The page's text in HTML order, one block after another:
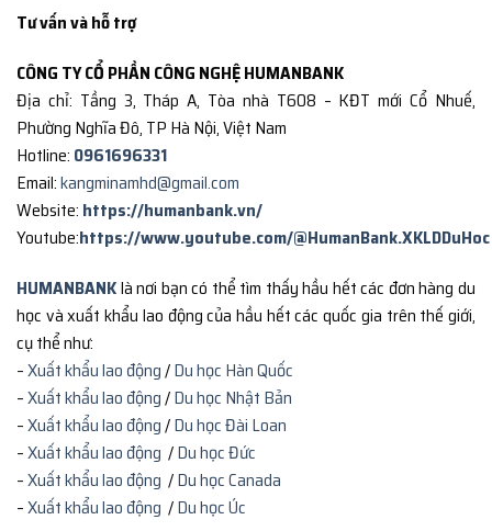
Tư vấn và hỗ trợ
CÔNG TY CỔ PHẦN CÔNG NGHỆ HUMANBANK
Địa chỉ: Tầng 3, Tháp A, Tòa nhà T608 – KĐT mới Cổ Nhuế,
Phường Nghĩa Đô, TP Hà Nội, Việt Nam
Hotline: 0961696331
Email:kangminamhd@gmail.com
Website: https://humanbank.vn/
Youtube:https://www.youtube.com/@HumanBank.XKLDDuHoc
HUMANBANKlà nơi bạn có thể tìm thấy hầu hết các đơn hàng du
học và xuất khẩu lao động của hầu hết các quốc gia trên thế giới,
cụ thể như:
–Xuất khẩu lao động/Du học Hàn Quốc
–Xuất khẩu lao động/Du học Nhật Bản
–Xuất khẩu lao động/Du học Đài Loan
–Xuất khẩu lao động /Du học Đức
–Xuất khẩu lao động /Du học Canada
–Xuất khẩu lao động /Du học Úc